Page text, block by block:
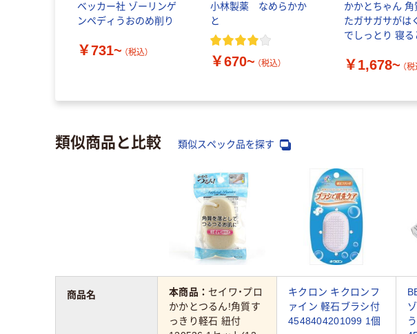
ベッカー社 ゾーリンゲ
ンペディうおのめ削り
￥731~ （税込）
小林製薬 なめらかか
と
￥670~ （税込）
かかとちゃん 角
たガサガサがは
でしっとり 寝る
林製薬
￥1,678~ （税
類似商品と比較 類似スペック品を探す
本商品： セイワ・プロ
かかとつるん!角質す
っきり軽石 紐付
キクロン キクロンフ
ァイン 軽石ブラシ付
4548404201099 1個
商品名